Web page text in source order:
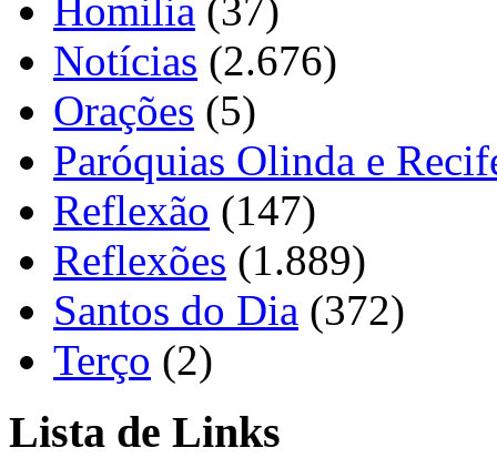
Homilia (37)
Notícias (2.676)
Orações (5)
Paróquias Olinda e
Reflexão (147)
Reflexões (1.889)
Santos do Dia (372)
Terço (2)
Lista de Links